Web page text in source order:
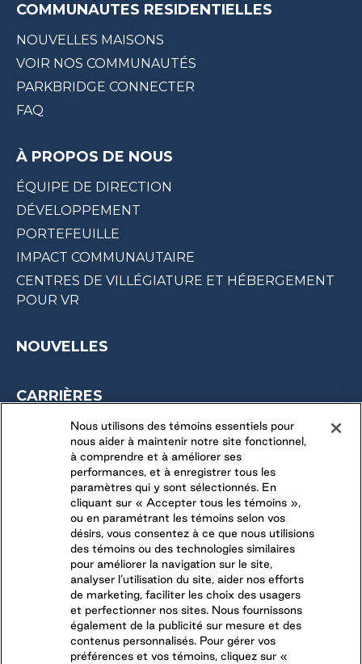
COMMUNAUTES RESIDENTIELLES
NOUVELLES MAISONS
VOIR NOS COMMUNAUTÉS
PARKBRIDGE CONNECTER
FAQ
À PROPOS DE NOUS
ÉQUIPE DE DIRECTION
DÉVELOPPEMENT
PORTEFEUILLE
IMPACT COMMUNAUTAIRE
CENTRES DE VILLÉGIATURE ET HÉBERGEMENT
POUR VR
NOUVELLES
CARRIÈRES
OPPORTUNITÉS SAISONNIÈRES
DERNIÈRES OPPORTUNITÉS
CONNECTEZ-VOUS AVEC NOUS
SUIVEZ-NOUS SUR
Nous utilisons des témoins essentiels pour
nous aider à maintenir notre site fonctionnel,
à comprendre et à améliorer ses
performances, et à enregistrer tous les
paramètres qui y sont sélectionnés. En
cliquant sur « Accepter tous les témoins »,
ou en paramétrant les témoins selon vos
désirs, vous consentez à ce que nous utilisions
des témoins ou des technologies similaires
pour améliorer la navigation sur le site,
analyser l’utilisation du site, aider nos efforts
de marketing, faciliter les choix des usagers
et perfectionner nos sites. Nous fournissons
également de la publicité sur mesure et des
contenus personnalisés. Pour gérer vos
préférences et vos témoins, cliquez sur «